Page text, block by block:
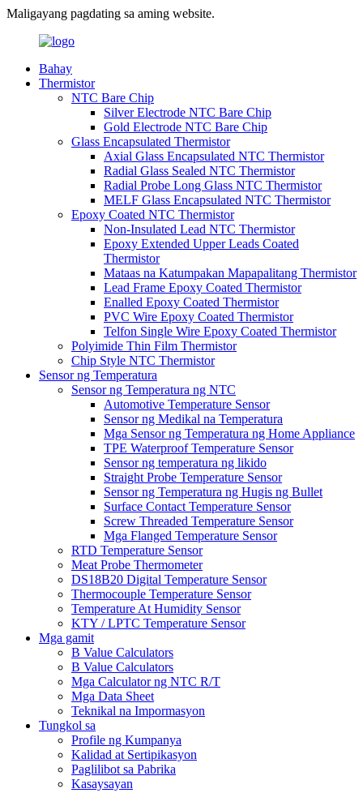
Maligayang pagdating sa aming website.
Bahay
Thermistor
NTC Bare Chip
Silver Electrode NTC Bare Chip
Gold Electrode NTC Bare Chip
Glass Encapsulated Thermistor
Axial Glass Encapsulated NTC Thermistor
Radial Glass Sealed NTC Thermistor
Radial Probe Long Glass NTC Thermistor
MELF Glass Encapsulated NTC Thermistor
Epoxy Coated NTC Thermistor
Non-Insulated Lead NTC Thermistor
Epoxy Extended Upper Leads Coated
Thermistor
Mataas na Katumpakan Mapapalitang Thermistor
Lead Frame Epoxy Coated Thermistor
Enalled Epoxy Coated Thermistor
PVC Wire Epoxy Coated Thermistor
Telfon Single Wire Epoxy Coated Thermistor
Polyimide Thin Film Thermistor
Chip Style NTC Thermistor
Sensor ng Temperatura
Sensor ng Temperatura ng NTC
Automotive Temperature Sensor
Sensor ng Medikal na Temperatura
Mga Sensor ng Temperatura ng Home Appliance
TPE Waterproof Temperature Sensor
Sensor ng temperatura ng likido
Straight Probe Temperature Sensor
Sensor ng Temperatura ng Hugis ng Bullet
Surface Contact Temperature Sensor
Screw Threaded Temperature Sensor
Mga Flanged Temperature Sensor
RTD Temperature Sensor
Meat Probe Thermometer
DS18B20 Digital Temperature Sensor
Thermocouple Temperature Sensor
Temperature At Humidity Sensor
KTY / LPTC Temperature Sensor
Mga gamit
B Value Calculators
B Value Calculators
Mga Calculator ng NTC R/T
Mga Data Sheet
Teknikal na Impormasyon
Tungkol sa
Profile ng Kumpanya
Kalidad at Sertipikasyon
Paglilibot sa Pabrika
Kasaysayan